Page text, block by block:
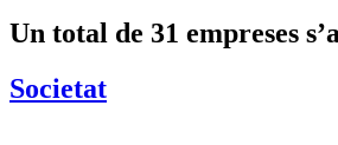
Un total de 31 empreses
Societat